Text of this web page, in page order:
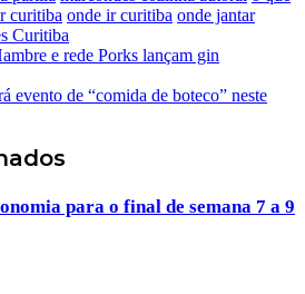
curitiba onde ir curitiba onde jantar
Curitiba
e rede Porks lançam gin
evento de “comida de boteco” neste
para o final de semana 7 a 9